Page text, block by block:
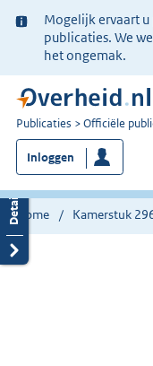
Ter
informatie:
Mogelijk ervaart
publicaties. We
het ongemak.
U
bent
nu
hier:
Publicaties Officiële
Inloggen
Home Kamerstuk